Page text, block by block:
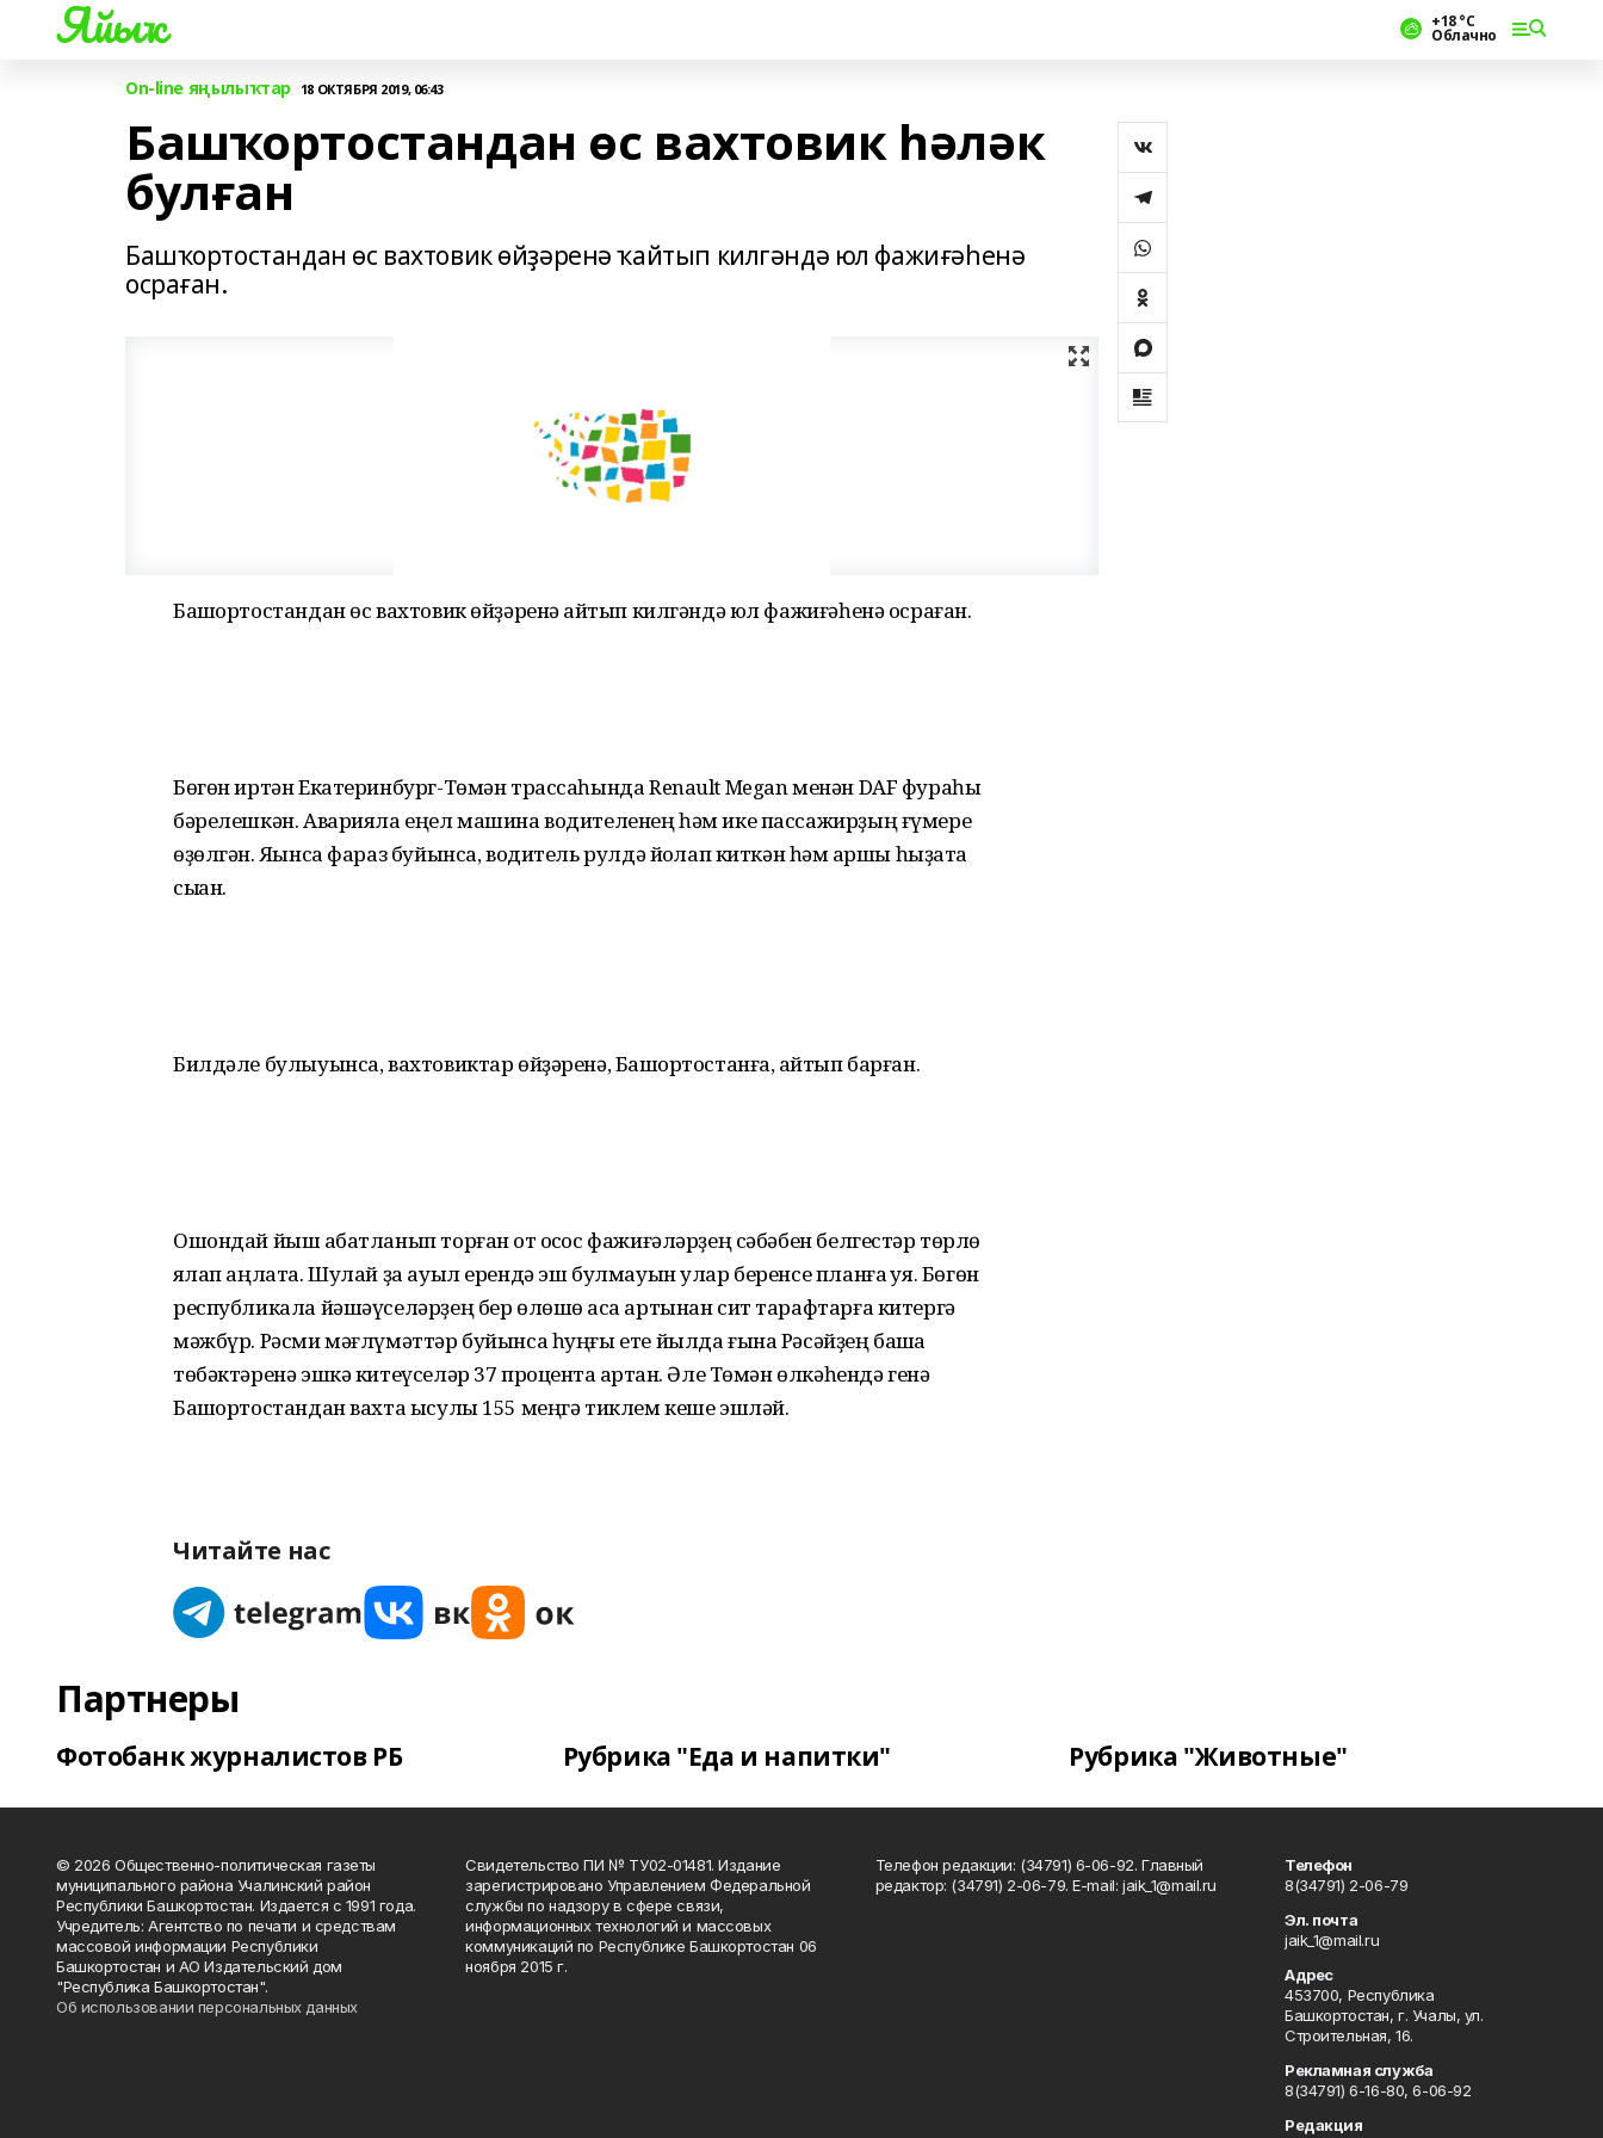
Яйыҡ +18 °С
Облачно
On-line яңылыҡтар 18 ОКТЯБРЯ 2019, 06:43
Башҡортостандан өс вахтовик һәләк
булған
Башҡортостандан өс вахтовик өйҙәренә ҡайтып килгәндә юл фажиғәһенә
осраған.
Башҡортостандан өс вахтовик өйҙәренә ҡайтып килгәндә юл фажиғәһенә осраған.
Бөгөн иртән Екатеринбург-Төмән трассаһында Renault Megan менән DAF фураһы
бәрелешкән. Аварияла еңел машина водителенең һәм ике пассажирҙың ғүмере
өҙөлгән. Яҡынса фараз буйынса, водитель рулдә йоҡлап киткән һәм ҡаршы һыҙатҡа
сыҡҡан.
Билдәле булыуынса, вахтовиктар өйҙәренә, Башҡортостанға, ҡайтып барған.
Ошондай йыш ҡабатланып торған ҡот осҡос фажиғәләрҙең сәбәбен белгестәр төрлө
яҡлап аңлата. Шулай ҙа ауыл ерендә эш булмауын улар беренсе планға ҡуя. Бөгөн
республикала йәшәүселәрҙең бер өлөшө аҡса артынан сит тарафтарға китергә
мәжбүр. Рәсми мәғлүмәттәр буйынса һуңғы ете йылда ғына Рәсәйҙең башҡа
төбәктәренә эшкә китеүселәр 37 процентҡа артҡан. Әле Төмән өлкәһендә генә
Башҡортостандан вахта ысулы 155 меңгә тиклем кеше эшләй.
Читайте нас
Партнеры
Фотобанк журналистов РБ Рубрика "Еда и напитки" Рубрика "Животные"
© 2026 Общественно-политическая газеты
муниципального района Учалинский район
Республики Башкортостан. Издается с 1991 года.
Учредитель: Агентство по печати и средствам
массовой информации Республики
Башкортостан и АО Издательский дом
"Республика Башкортостан".
Об использовании персональных данных
Свидетельство ПИ № ТУ02-01481. Издание
зарегистрировано Управлением Федеральной
службы по надзору в сфере связи,
информационных технологий и массовых
коммуникаций по Республике Башкортостан 06
ноября 2015 г.
Телефон редакции: (34791) 6-06-92. Главный
редактор: (34791) 2-06-79. Е-mаil: jaik_1@mail.ru
Телефон
8(34791) 2-06-79
Эл. почта
jaik_1@mail.ru
Адрес
453700, Республика
Башкортостан, г. Учалы, ул.
Строительная, 16.
Рекламная служба
8(34791) 6-16-80, 6-06-92
Редакция